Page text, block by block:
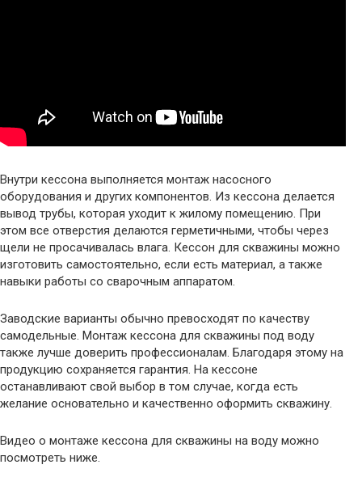
Внутри кессона выполняется монтаж насосного
оборудования и других компонентов. Из кессона делается
вывод трубы, которая уходит к жилому помещению. При
этом все отверстия делаются герметичными, чтобы через
щели не просачивалась влага. Кессон для скважины можно
изготовить самостоятельно, если есть материал, а также
навыки работы со сварочным аппаратом.
Заводские варианты обычно превосходят по качеству
самодельные. Монтаж кессона для скважины под воду
также лучше доверить профессионалам. Благодаря этому на
продукцию сохраняется гарантия. На кессоне
останавливают свой выбор в том случае, когда есть
желание основательно и качественно оформить скважину.
Видео о монтаже кессона для скважины на воду можно
посмотреть ниже.